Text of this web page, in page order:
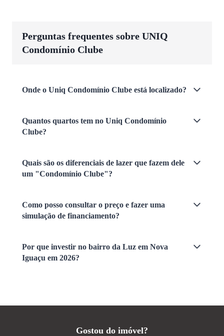
Perguntas frequentes sobre UNIQ
Condomínio Clube
Onde o Uniq Condomínio Clube está localizado?
Quantos quartos tem no Uniq Condomínio
Clube?
Quais são os diferenciais de lazer que fazem dele
um "Condomínio Clube"?
Como posso consultar o preço e fazer uma
simulação de financiamento?
Por que investir no bairro da Luz em Nova
Iguaçu em 2026?
Gostou do imóvel?